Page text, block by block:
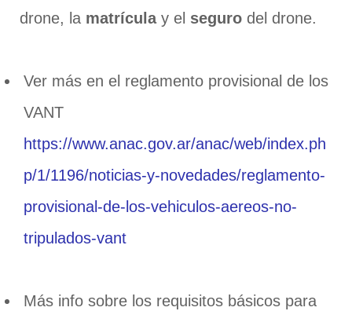
drone, la matrícula y el seguro del drone.
Ver más en el reglamento provisional de los
VANT
https://www.anac.gov.ar/anac/web/index.ph
p/1/1196/noticias-y-novedades/reglamento-
provisional-de-los-vehiculos-aereos-no-
tripulados-vant
Más info sobre los requisitos básicos para